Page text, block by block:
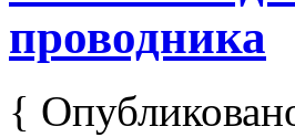
проводника
{